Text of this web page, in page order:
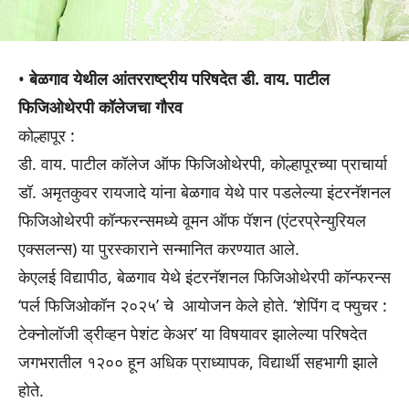
•बेळगाव येथील आंतरराष्ट्रीय परिषदेत डी. वाय. पाटील
फिजिओथेरपी कॉलेजचा गौरव
कोल्हापूर :
डी. वाय. पाटील कॉलेज ऑफ फिजिओथेरपी, कोल्हापूरच्या प्राचार्या
डॉ. अमृतकुवर रायजादे यांना बेळगाव येथे पार पडलेल्या इंटरनॅशनल
फिजिओथेरपी कॉन्फरन्समध्ये वूमन ऑफ पॅशन (एंटरप्रेन्युरियल
एक्सलन्स) या पुरस्काराने सन्मानित करण्यात आले.
केएलई विद्यापीठ, बेळगाव येथे इंटरनॅशनल फिजिओथेरपी कॉन्फरन्स
‘पर्ल फिजिओकॉन २०२५’ चे आयोजन केले होते. ‘शेपिंग द फ्युचर :
टेक्नोलॉजी ड्रीव्हन पेशंट केअर’ या विषयावर झालेल्या परिषदेत
जगभरातील १२०० हून अधिक प्राध्यापक, विद्यार्थी सहभागी झाले
होते.